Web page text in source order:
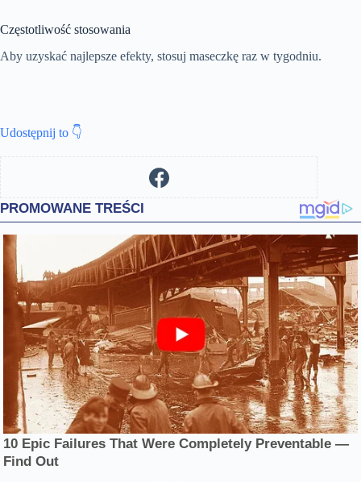
Częstotliwość stosowania
Aby uzyskać najlepsze efekty, stosuj maseczkę raz w tygodniu.
Udostępnij to 👇